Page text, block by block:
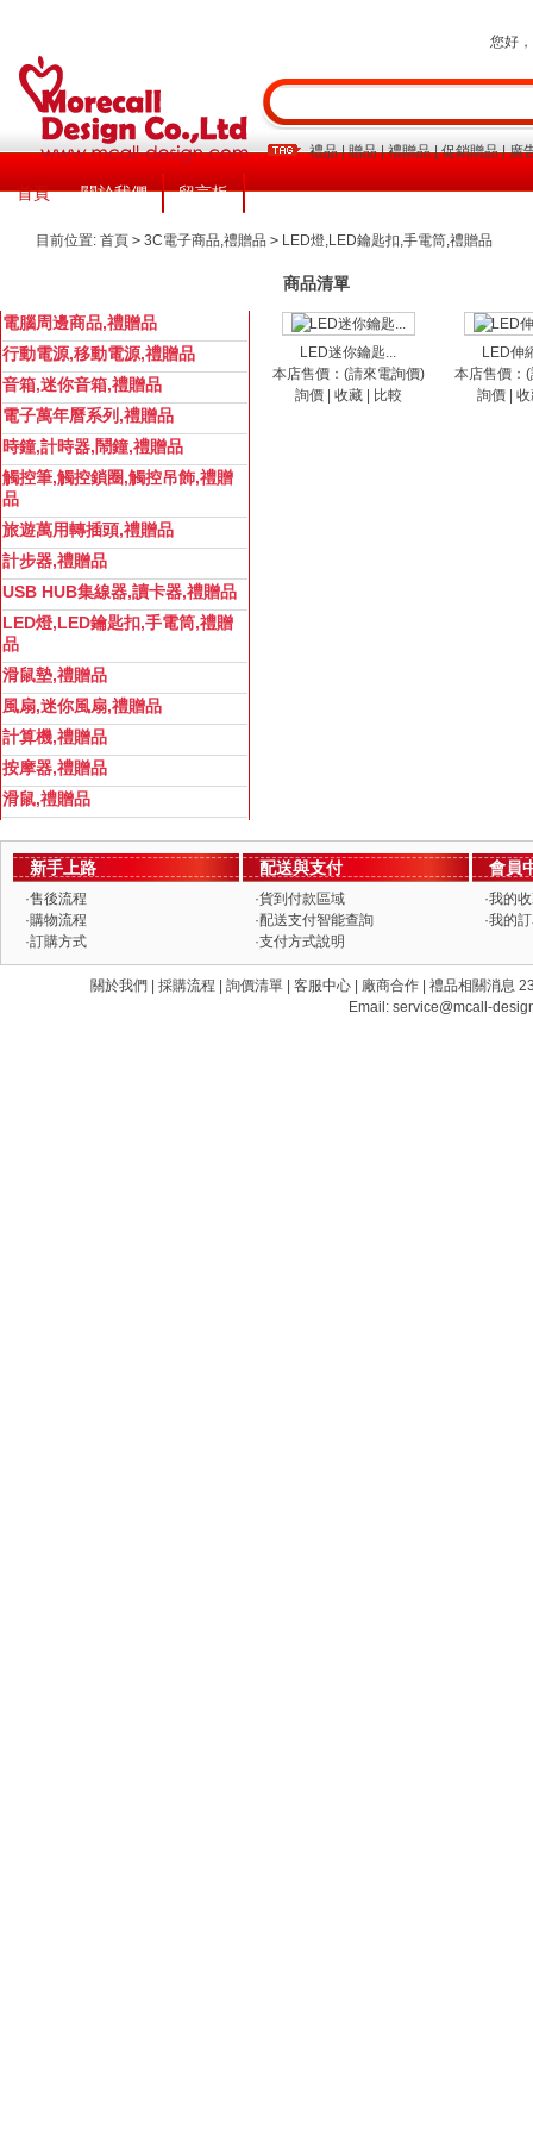
您好
禮品|贈品|禮贈品|促銷贈品|廣
首頁 關於我們 留言板
目前位置: 首頁 > 3C電子商品,禮贈品 > LED燈,LED鑰匙扣,手電筒,禮贈品
電腦周邊商品,禮贈品
行動電源,移動電源,禮贈品
音箱,迷你音箱,禮贈品
電子萬年曆系列,禮贈品
時鐘,計時器,鬧鐘,禮贈品
觸控筆,觸控鎖圈,觸控吊飾,禮贈
品
旅遊萬用轉插頭,禮贈品
計步器,禮贈品
USB HUB集線器,讀卡器,禮贈品
LED燈,LED鑰匙扣,手電筒,禮贈
品
滑鼠墊,禮贈品
風扇,迷你風扇,禮贈品
計算機,禮贈品
按摩器,禮贈品
滑鼠,禮贈品
商品清單
LED迷你鑰匙...
本店售價：(請來電詢價)
詢價
收藏 比較
LED伸
本店售價：
詢價
新手上路
·售後流程
·購物流程
·訂購方式
配送與支付
·貨到付款區域
·配送支付智能查詢
·支付方式說明
會員
·我的
·我的
關於我們 | 採購流程 | 詢價清單 | 客服中心 | 廠商合作 | 禮品相關消
Email: service@mcall-